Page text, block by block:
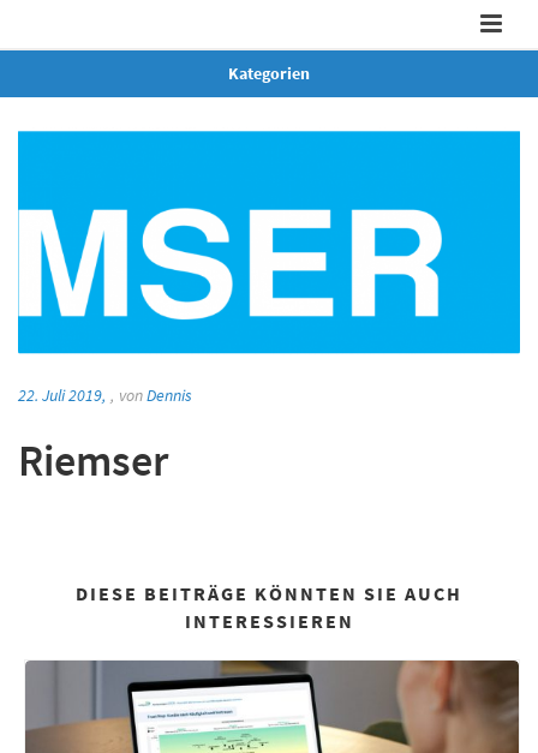
Kategorien
22. Juli 2019, , vonDennis
Riemser
DIESE BEITRÄGE KÖNNTEN SIE AUCH
INTERESSIEREN